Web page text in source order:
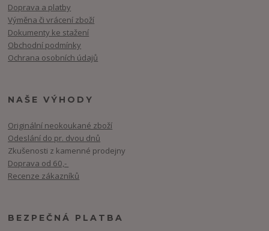
Doprava a platby
Výměna či vrácení zboží
Dokumenty ke stažení
Obchodní podmínky
Ochrana osobních údajů
NAŠE VÝHODY
Originální neokoukané zboží
Odeslání do pr. dvou dnů
Zkušenosti z kamenné prodejny
Doprava od 60,-
Recenze zákazníků
BEZPEČNÁ PLATBA